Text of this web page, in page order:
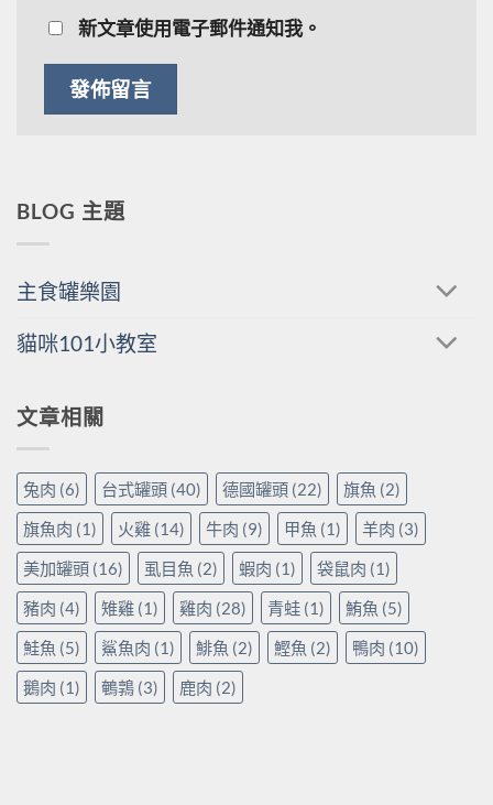
BLOG 主題
主食罐樂園
貓咪101小教室
文章相關
兔肉 (6) 台式罐頭 (40) 德國罐頭 (22) 旗魚 (2)
旗魚肉 (1) 火雞 (14) 牛肉 (9) 甲魚 (1) 羊肉 (3)
美加罐頭 (16) 虱目魚 (2) 蝦肉 (1) 袋鼠肉 (1)
豬肉 (4) 雉雞 (1) 雞肉 (28) 青蛙 (1) 鮪魚 (5)
鮭魚 (5) 鯊魚肉 (1) 鯡魚 (2) 鰹魚 (2) 鴨肉 (10)
鵝肉 (1) 鵪鶉 (3) 鹿肉 (2)
新文章使用電子郵件通知我。